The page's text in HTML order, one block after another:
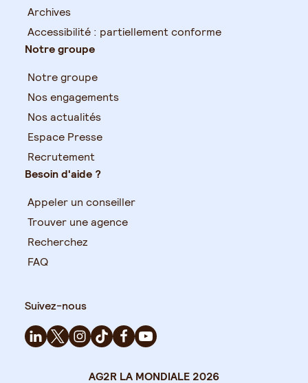
Archives
Accessibilité : partiellement conforme
Notre groupe
Notre groupe
Nos engagements
Nos actualités
Espace Presse
Recrutement
Besoin d'aide ?
Appeler un conseiller
Trouver une agence
Recherchez
FAQ
Suivez-nous
AG2R LA MONDIALE 2026